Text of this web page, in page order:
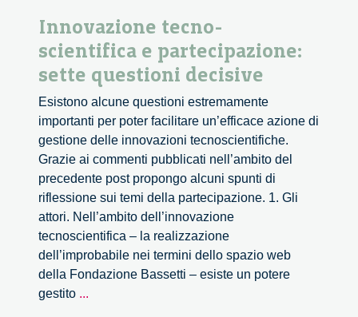
Innovazione tecno-
scientifica e partecipazione:
sette questioni decisive
Esistono alcune questioni estremamente
importanti per poter facilitare un’efficace azione di
gestione delle innovazioni tecnoscientifiche.
Grazie ai commenti pubblicati nell’ambito del
precedente post propongo alcuni spunti di
riflessione sui temi della partecipazione. 1. Gli
attori. Nell’ambito dell’innovazione
tecnoscientifica – la realizzazione
dell’improbabile nei termini dello spazio web
della Fondazione Bassetti – esiste un potere
gestito ...